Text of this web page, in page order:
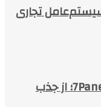
تجاری
خدمات شبکه‌های اجتماعی 7Panel؛ از جذب